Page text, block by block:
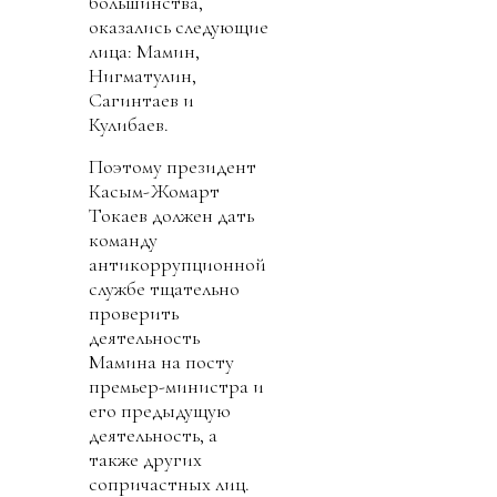
оказались следующие
лица: Мамин,
Нигматулин,
Сагинтаев и
Кулибаев.
Поэтому президент
Касым-Жомарт
Токаев должен дать
команду
антикоррупционной
службе тщательно
проверить
деятельность
Мамина на посту
премьер-министра и
его предыдущую
деятельность, а
также других
сопричастных лиц.